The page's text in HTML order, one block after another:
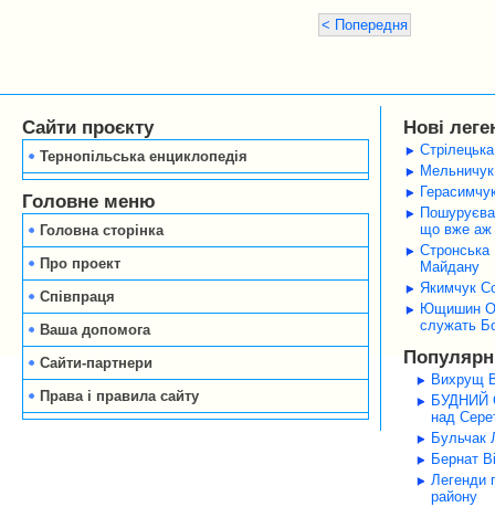
< Попередня
Сайти проєкту
Тернопільська енциклопедія
Головне меню
Головна сторінка
Про проект
Співпраця
Ваша допомога
Сайти-партнери
Права і правила сайту
Нові
Мельничук
що вже аж
Стронська
Майдану
Якимчук
Ющишин
служать
Вихрущ
БУДНИЙ
над
Бульчак
Бернат
Легенди
району